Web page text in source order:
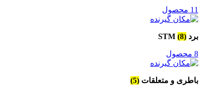
11 محصول
برد STM (8)
8 محصول
باطری و متعلقات (5)